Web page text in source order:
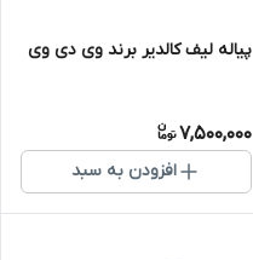
پیاله لیف کالدیر برند وی دی وی
7,500,000
افزودن به سبد